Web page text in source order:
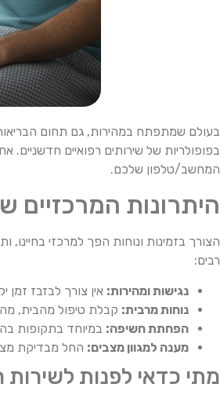
בעולם שמתפתח במהירות, גם תחום הבריאות
בפופולריות של שירותים רפואיים חדשניים.
המחשב/טלפון שלכם.
היתרונות המרכזיים
הצורך בזמינות ונוחות הפך למרכזי בחיינו,
רבים:
נגישות ומהירות: אין צורך לבזבז
נוחות מרבית: קבלת טיפול מהבית,
הפחתת חשיפה: במיוחד בתקופות
מענה למגוון מצבים: החל מבדיקת
מתי כדאי לפנות לשירות